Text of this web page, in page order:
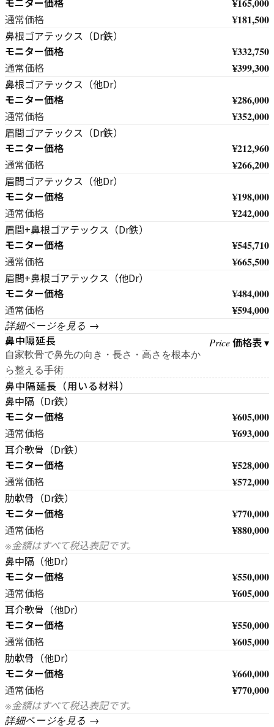
通常価格 ¥181,500
鼻根ゴアテックス（Dr鉄）
モニター価格 ¥332,750
通常価格 ¥399,300
鼻根ゴアテックス（他Dr）
モニター価格 ¥286,000
通常価格 ¥352,000
眉間ゴアテックス（Dr鉄）
モニター価格 ¥212,960
通常価格 ¥266,200
眉間ゴアテックス（他Dr）
モニター価格 ¥198,000
通常価格 ¥242,000
眉間+鼻根ゴアテックス（Dr鉄）
モニター価格 ¥545,710
通常価格 ¥665,500
眉間+鼻根ゴアテックス（他Dr）
モニター価格 ¥484,000
通常価格 ¥594,000
詳細ページを見る →
鼻中隔延長
自家軟骨で鼻先の向き・長さ・高さを根本か
ら整える手術
Price価格表 ▾
鼻中隔延長（用いる材料）
鼻中隔（Dr鉄）
モニター価格 ¥605,000
通常価格 ¥693,000
耳介軟骨（Dr鉄）
モニター価格 ¥528,000
通常価格 ¥572,000
肋軟骨（Dr鉄）
モニター価格 ¥770,000
通常価格 ¥880,000
※金額はすべて税込表記です。
鼻中隔（他Dr）
モニター価格 ¥550,000
通常価格 ¥605,000
耳介軟骨（他Dr）
モニター価格 ¥550,000
通常価格 ¥605,000
肋軟骨（他Dr）
モニター価格 ¥660,000
通常価格 ¥770,000
※金額はすべて税込表記です。
詳細ページを見る →